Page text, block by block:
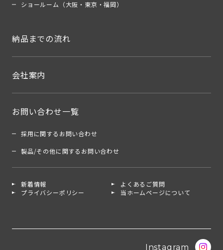
ショールーム（大阪・東京・福岡）
納品までの流れ
会社案内
お問い合わせ一覧
採用に関するお問い合わせ
製品/その他に関するお問い合わせ
新着情報
よくあるご質問
プライバシーポリシー
当ホームページについて
Instagram